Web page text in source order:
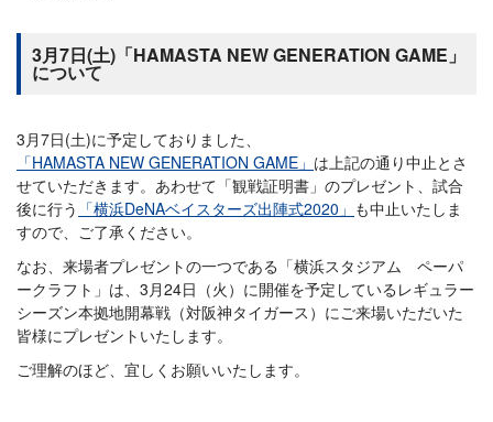
3月7日(土)「HAMASTA NEW GENERATION GAME」
について
3月7日(土)に予定しておりました、
「HAMASTA NEW GENERATION GAME」 は上記の通り中止とさ
せていただきます。あわせて「観戦証明書」のプレゼント、試合
後に行う 「横浜DeNAベイスターズ出陣式2020」 も中止いたしま
すので、ご了承ください。
なお、来場者プレゼントの一つである「横浜スタジアム ペーパ
ークラフト」は、3月24日（火）に開催を予定しているレギュラー
シーズン本拠地開幕戦（対阪神タイガース）にご来場いただいた
皆様にプレゼントいたします。
ご理解のほど、宜しくお願いいたします。